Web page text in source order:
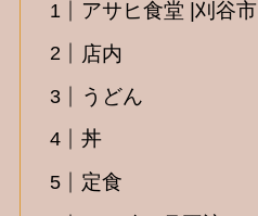
アサヒ食堂 |刈谷市
店内
うどん
丼
定食